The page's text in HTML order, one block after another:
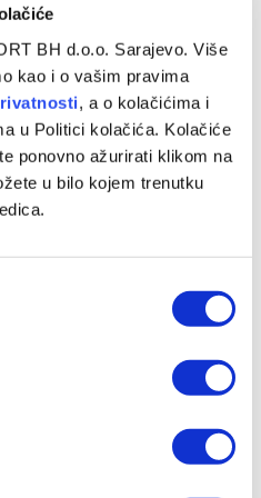
BH d.o.o. Sarajevo. Više
kao i o vašim pravima
, a o kolačićima i
u Politici kolačića. Kolačiće
ponovno ažurirati klikom na
u bilo kojem trenutku
Alajbegović je imao i